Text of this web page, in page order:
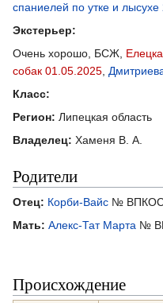
спаниелей по утке и
Экстерьер:
Очень хорошо, БСЖ,
собак 01.05.2025
Класс:
Регион: Липецкая область
Владелец: Хаменя В. А.
Родители
Отец: Корби-Вайс № ВПКОС
Мать: Алекс-Тат Марта №
Происхождение